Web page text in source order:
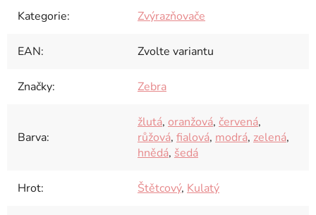
Kategorie: Zvýrazňovače
EAN: Zvolte variantu
Značky: Zebra
Barva:
žlutá, oranžová, červená,
růžová, fialová, modrá, zelená,
hnědá, šedá
Hrot: Štětcový, Kulatý